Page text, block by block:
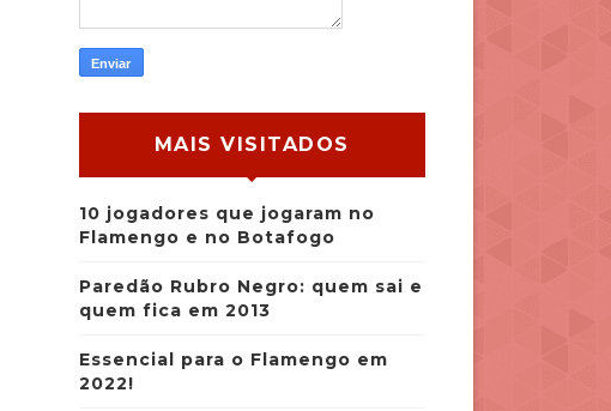
MAIS VISITADOS
10 jogadores que jogaram no
Flamengo e no Botafogo
Paredão Rubro Negro: quem sai e
quem fica em 2013
Essencial para o Flamengo em
2022!